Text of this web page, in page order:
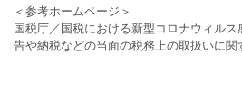
＜参考ホームページ＞
国税庁／国税における新型コロナウィル
告や納税などの当面の税務上の取扱いに関